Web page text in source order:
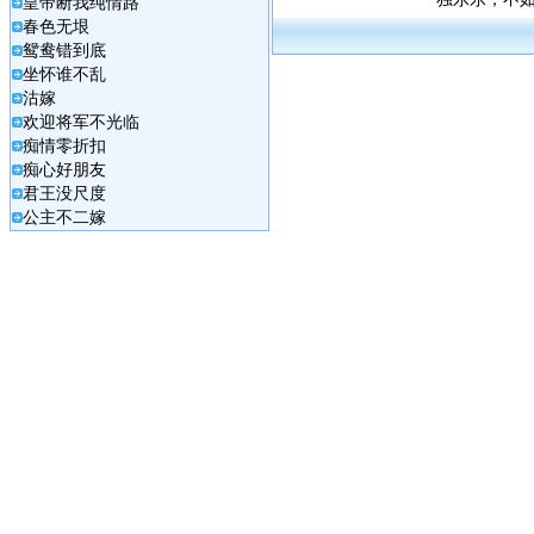
春色无垠
鸳鸯错到底
坐怀谁不乱
沽嫁
欢迎将军不光临
痴情零折扣
痴心好朋友
君王没尺度
公主不二嫁